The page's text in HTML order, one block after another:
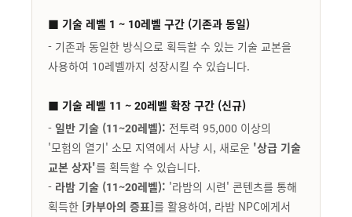
■ 기술 레벨 1 ~ 10레벨 구간 (기존과 동일)
- 기존과 동일한 방식으로 획득할 수 있는 기술 교본을
사용하여 10레벨까지 성장시킬 수 있습니다.
■ 기술 레벨 11 ~ 20레벨 확장 구간 (신규)
- 일반 기술 (11~20레벨): 전투력 95,000 이상의
'모험의 열기' 소모 지역에서 사냥 시, 새로운 '상급 기술
교본 상자'를 획득할 수 있습니다.
- 라밤 기술 (11~20레벨): '라밤의 시련' 콘텐츠를 통해
획득한 [카부아의 증표]를 활용하여, 라밤 NPC에게서